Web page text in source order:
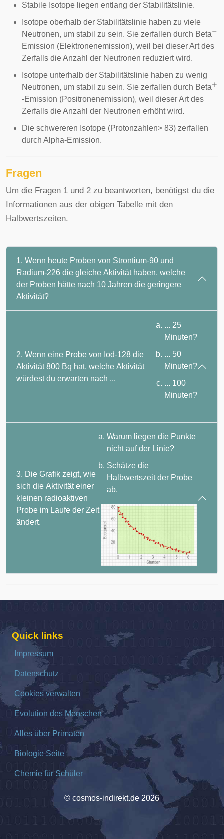
Stabile Isotope liegen entlang der Stabilitätslinie.
Isotope oberhalb der Stabilitätslinie haben zu viele
Neutronen, um stabil zu sein. Sie zerfallen durch Beta
Emission (Elektronenemission), weil bei dieser Art des
Zerfalls die Anzahl der Neutronen reduziert wird.
Isotope unterhalb der Stabilitätslinie haben zu wenig
Neutronen, um stabil zu sein. Sie zerfallen durch Beta
+
-Emission (Positronenemission), weil dieser Art des
Zerfalls die Anzahl der Neutronen erhöht wird.
Die schwereren Isotope (Protonzahlen> 83) zerfallen
durch Alpha-Emission.
Fragen
Um die Fragen 1 und 2 zu beantworten, benötigst du die
Informationen aus der obigen Tabelle mit den
Halbwertszeiten.
1. Wenn heute Proben von Strontium-90 und
Radium-226 die gleiche Aktivität haben, welche
der Proben hätte nach 10 Jahren die geringere
Aktivität?
2. Wenn eine Probe von Iod-128 die
Aktivität 800 Bq hat, welche Aktivität
würdest du erwarten nach ...
... 25
Minuten?
... 50
Minuten?
... 100
Minuten?
3. Die Grafik zeigt, wie
sich die Aktivität einer
kleinen radioaktiven
Probe im Laufe der Zeit
ändert.
Warum liegen die Punkte
nicht auf der Linie?
Schätze die
Halbwertszeit der Probe
ab.
Quick links
Impressum
Datenschutz
Cookies verwalten
Evolution des Menschen
Alles über Primaten
Biologie Seite
Chemie für Schüler
© cosmos-indirekt.de 2026